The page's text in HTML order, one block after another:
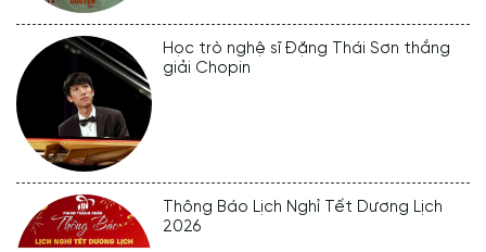
Học trò nghệ sĩ Đặng Thái Sơn thắng
giải Chopin
Thông Báo Lịch Nghỉ Tết Dương Lịch
2026